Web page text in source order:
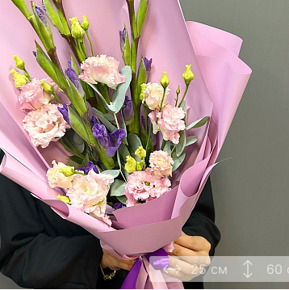
25 см 60
Я
Правила
продаем